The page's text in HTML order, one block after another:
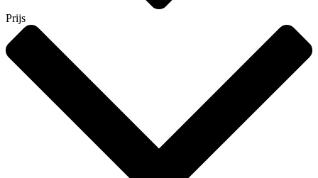
Prijs